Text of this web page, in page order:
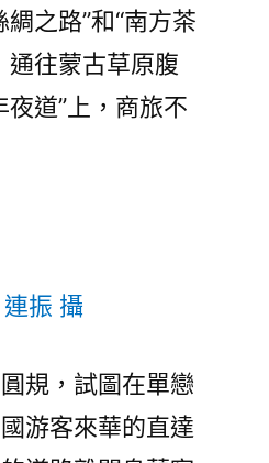
之路”和“南方茶
通往蒙古草原腹
道”上，商旅不
振 攝
規，試圖在單戀
游客來華的直達